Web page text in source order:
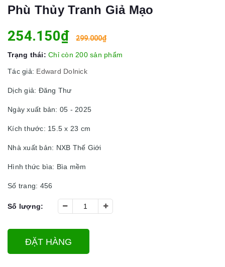
Phù Thủy Tranh Giả Mạo
254.150₫ 299.000₫
Trạng thái: Chỉ còn 200 sản phẩm
Tác giả: Edward Dolnick
Dịch giả: Đăng Thư
Ngày xuất bản: 05 - 2025
Kích thước: 15.5 x 23 cm
Nhà xuất bản: NXB Thế Giới
Hình thức bìa: Bìa mềm
Số trang: 456
Số lượng:
ĐẶT HÀNG